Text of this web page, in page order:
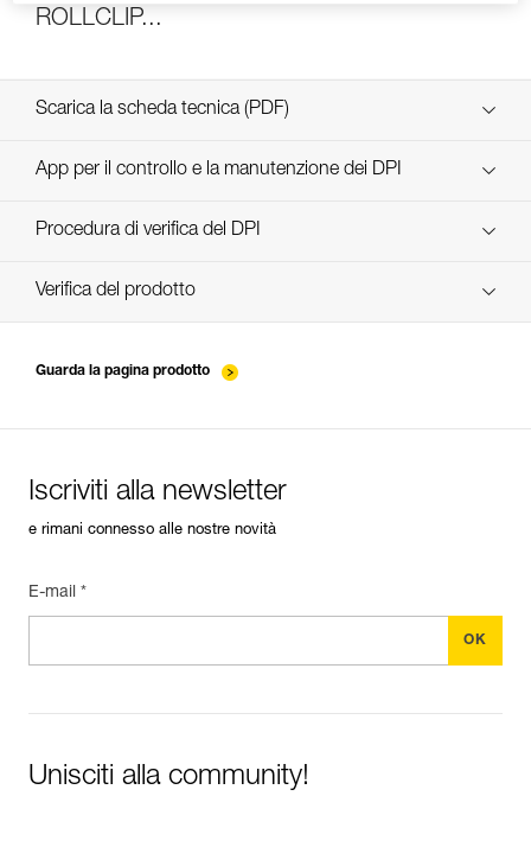
ROLLCLIP...
Scarica la scheda tecnica (PDF)
Technical Notice
App per il controllo e la manutenzione dei DPI
scopri ePPEcentre
Procedura di verifica del DPI
verif-EPI-poulies-procedure-FR
Verifica del prodotto
Guarda la pagina prodotto
Iscriviti alla newsletter
e rimani connesso alle nostre novità
E-mail *
Unisciti alla community!